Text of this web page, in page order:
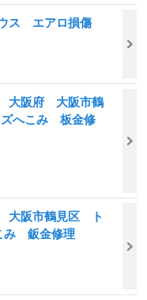
ス エアロ損傷
大阪府 大阪市鶴
へこみ 板金修
大阪市鶴見区 ト
み 鈑金修理